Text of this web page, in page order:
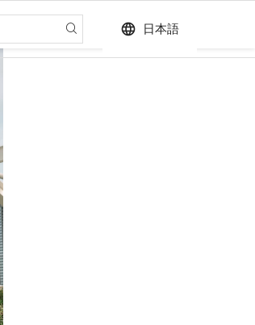
language 日本語